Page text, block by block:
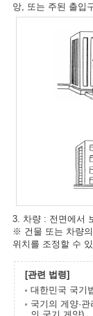
앙, 또는 주된 출입
3. 차량 : 전면에서
※ 건물 또는 차량
위치를 조정할 수
[관련 법령]
대한민국 국기
국기의 게양·